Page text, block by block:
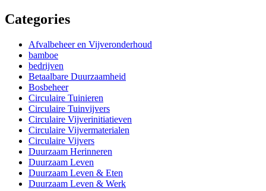
Categories
Afvalbeheer en Vijveronderhoud
bamboe
bedrijven
Betaalbare Duurzaamheid
Bosbeheer
Circulaire Tuinieren
Circulaire Tuinvijvers
Circulaire Vijverinitiatieven
Circulaire Vijvermaterialen
Circulaire Vijvers
Duurzaam Herinneren
Duurzaam Leven
Duurzaam Leven & Eten
Duurzaam Leven & Werk